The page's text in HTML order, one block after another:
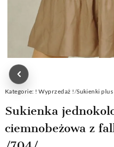
Kategorie: ! Wyprzedaż !/Sukienki plus
Sukienka
ciemnobeżowa z